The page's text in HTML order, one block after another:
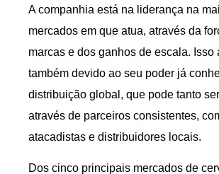
A companhia está na liderança na
mercados em que atua, através da
marcas e dos ganhos de escala. Isso
também devido ao seu poder já
distribuição global, que pode tanto
através de parceiros consistentes,
atacadistas e distribuidores locais.
Dos cinco principais mercados de